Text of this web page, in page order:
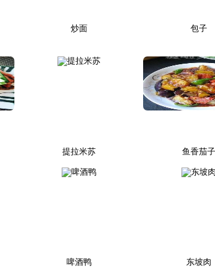
炒面 包子
提拉米苏 鱼香茄子
啤酒鸭 东坡肉